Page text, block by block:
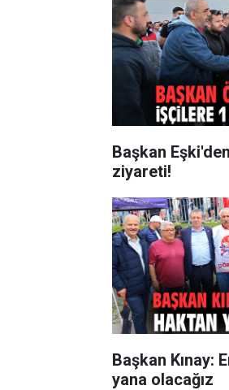
Başkan
ziyareti!
Başkan Kınay:
yana olacağız